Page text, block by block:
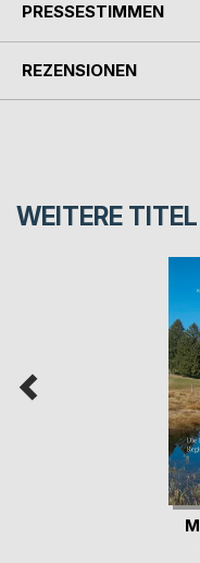
PRESSESTIMMEN
REZENSIONEN
WEITERE TITEL